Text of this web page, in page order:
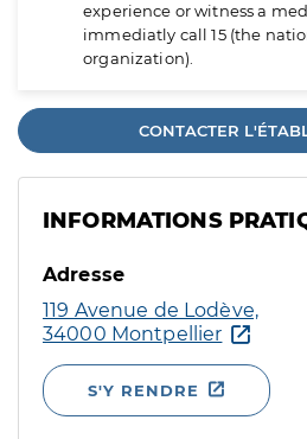
experience or witness a
immediatly call 15 (the
organization).
CONTACTER
INFORMATIONS
Adresse
119 Avenue de Lodève,
34000 Montpellier
S'Y RENDRE